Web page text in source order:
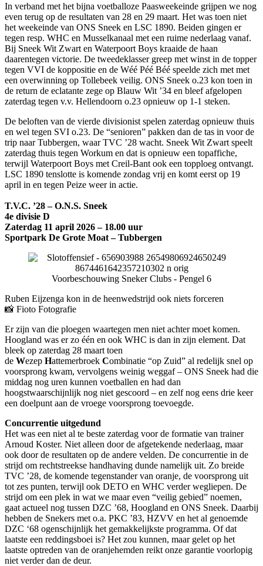
In verband met het bijna voetballoze Paasweekeinde grijpen we nog
even terug op de resultaten van 28 en 29 maart. Het was toen niet
het weekeinde van ONS Sneek en LSC 1890. Beiden gingen er
tegen resp. WHC en Musselkanaal met een ruime nederlaag vanaf.
Bij Sneek Wit Zwart en Waterpoort Boys kraaide de haan
daarentegen victorie. De tweedeklasser greep met winst in de topper
tegen VVI de koppositie en de Wéé Péé Béé speelde zich met met
een overwinning op Tollebeek veilig. ONS Sneek o.23 kon toen in
de return de eclatante zege op Blauw Wit ’34 en bleef afgelopen
zaterdag tegen v.v. Hellendoorn o.23 opnieuw op 1-1 steken.
De beloften van de vierde divisionist spelen zaterdag opnieuw thuis
en wel tegen SVI o.23. De “senioren” pakken dan de tas in voor de
trip naar Tubbergen, waar TVC ’28 wacht. Sneek Wit Zwart speelt
zaterdag thuis tegen Workum en dat is opnieuw een topaffiche,
terwijl Waterpoort Boys met Creil-Bant ook een topploeg ontvangt.
LSC 1890 tenslotte is komende zondag vrij en komt eerst op 19
april in en tegen Peize weer in actie.
T.V.C. ’28 – O.N.S. Sneek
4e divisie D
Zaterdag 11 april 2026 – 18.00 uur
Sportpark De Grote Moat – Tubbergen
Voorbeschouwing Sneker Clubs - Pengel 6
Ruben Eijzenga kon in de heenwedstrijd ook niets forceren
📸 Fioto Fotografie
Er zijn van die ploegen waartegen men niet achter moet komen.
Hoogland was er zo één en ook WHC is dan in zijn element. Dat
bleek op zaterdag 28 maart toen
de Wezep Hattemerbroek Combinatie “op Zuid” al redelijk snel op
voorsprong kwam, vervolgens weinig weggaf – ONS Sneek had die
middag nog uren kunnen voetballen en had dan
hoogstwaarschijnlijk nog niet gescoord – en zelf nog eens drie keer
een doelpunt aan de vroege voorsprong toevoegde.
Concurrentie uitgedund
Het was een niet al te beste zaterdag voor de formatie van trainer
Arnoud Koster. Niet alleen door de afgetekende nederlaag, maar
ook door de resultaten op de andere velden. De concurrentie in de
strijd om rechtstreekse handhaving dunde namelijk uit. Zo breide
TVC ’28, de komende tegenstander van oranje, de voorsprong uit
tot zes punten, terwijl ook DETO en WHC verder wegliepen. De
strijd om een plek in wat we maar even “veilig gebied” noemen,
gaat actueel nog tussen DZC ’68, Hoogland en ONS Sneek. Daarbij
hebben de Snekers met o.a. PKC ’83, HZVV en het al genoemde
DZC ‘68 ogenschijnlijk het gemakkelijkste programma. Of dat
laatste een reddingsboei is? Het zou kunnen, maar gelet op het
laatste optreden van de oranjehemden reikt onze garantie voorlopig
niet verder dan de deur.